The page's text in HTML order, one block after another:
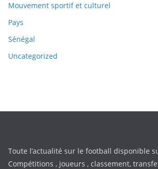
Mouvement sportif et culturel
Pays
Sénégal
Uncategorized
Toute l’actualité sur le football disponible
Compétitions , joueurs , classement,